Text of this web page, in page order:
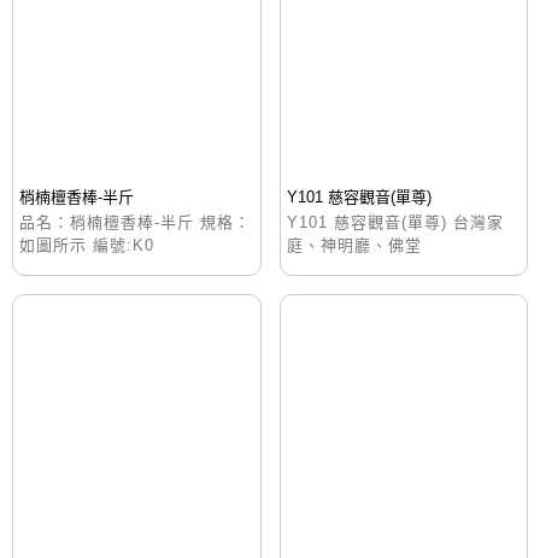
梢楠檀香棒-半斤
品名：梢楠檀香棒-半斤 規格：
如圖所示 編號:K0
Y101 慈容觀音(單尊)
Y101 慈容觀音(單尊) 台灣家
庭、神明廳、佛堂